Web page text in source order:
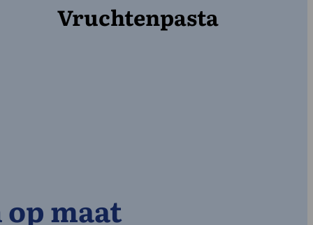
Vruchtenpasta
maat